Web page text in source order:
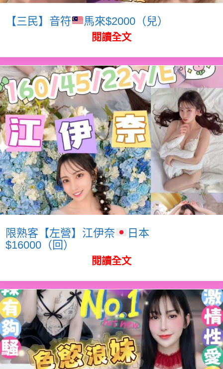
【三民】音符 馬來$2000（兒）
閱讀全文
限熟客【左營】江伊奈
日本
$16000（回）
閱讀全文